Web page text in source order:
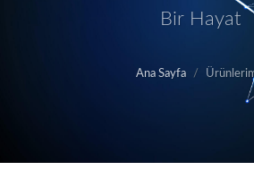
Bir Hayat
Ana Sayfa